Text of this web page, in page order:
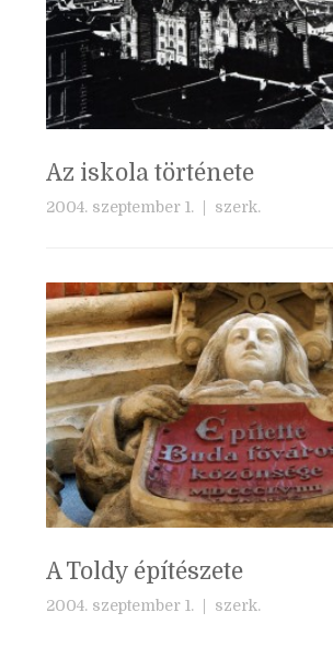
Az iskola története
2004. szeptember 1. | szerk.
A Toldy építészete
2004. szeptember 1. | szerk.